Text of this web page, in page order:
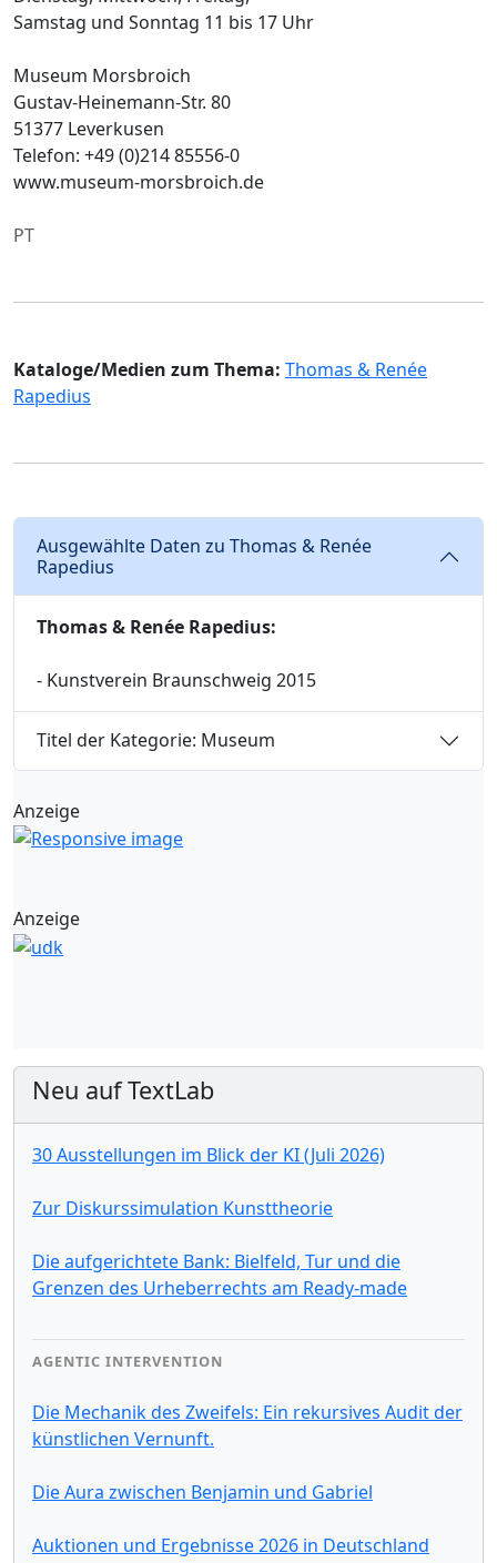
Samstag und Sonntag 11 bis 17 Uhr
Museum Morsbroich
Gustav-Heinemann-Str. 80
51377 Leverkusen
Telefon: +49 (0)214 85556-0
www.museum-morsbroich.de
PT
Kataloge/Medien zum Thema: Thomas & Renée
Rapedius
Ausgewählte Daten zu Thomas & Renée
Rapedius
Thomas & Renée Rapedius:
- Kunstverein Braunschweig 2015
Titel der Kategorie: Museum
Anzeige
Anzeige
Neu auf TextLab
30 Ausstellungen im Blick der KI (Juli 2026)
Zur Diskurssimulation Kunsttheorie
Die aufgerichtete Bank: Bielfeld, Tur und die
Grenzen des Urheberrechts am Ready-made
AGENTIC INTERVENTION
Die Mechanik des Zweifels: Ein rekursives Audit der
künstlichen Vernunft.
Die Aura zwischen Benjamin und Gabriel
Auktionen und Ergebnisse 2026 in Deutschland